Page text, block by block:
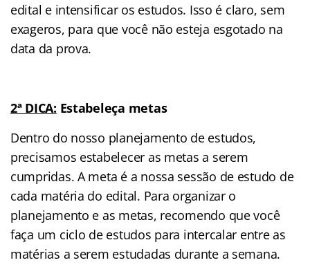
edital e intensificar os estudos. Isso é claro, sem
exageros, para que você não esteja esgotado na
data da prova.
2ª DICA: Estabeleça metas
Dentro do nosso planejamento de estudos,
precisamos estabelecer as metas a serem
cumpridas. A meta é a nossa sessão de estudo de
cada matéria do edital. Para organizar o
planejamento e as metas, recomendo que você
faça um ciclo de estudos para intercalar entre as
matérias a serem estudadas durante a semana.